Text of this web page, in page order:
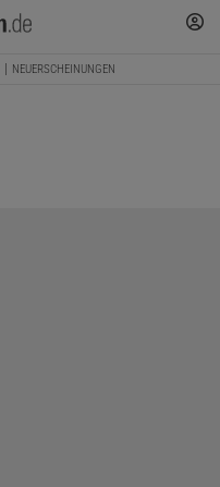
NEUERSCHEINUNGEN